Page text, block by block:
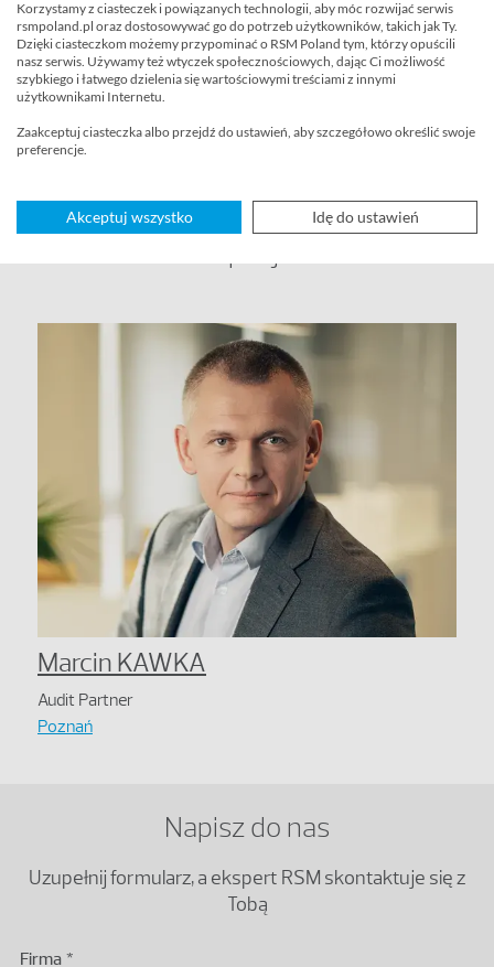
Klientów są zarówno niewielkie przedsiębiorstwa
rodzinne, jak i koncerny o międzynarodowym zasięgu.
W ramach realizowanych wycen mieliśmy okazję
dogłębnie poznać specyfikę spółek funkcjonujących
w obrębie różnych branż, w tym również podmiotów
mających międzynarodowy charakter.
Marcin KAWKA
Audit Partner
Poznań
Napisz do nas
Uzupełnij formularz, a ekspert RSM skontaktuje się z
Tobą
Firma
Korzystamy z ciasteczek i powiązanych technologii, aby móc rozwijać serwis
rsmpoland.pl oraz dostosowywać go do potrzeb użytkowników, takich jak Ty.
Dzięki ciasteczkom możemy przypominać o RSM Poland tym, którzy opuścili
nasz serwis. Używamy też wtyczek społecznościowych, dając Ci możliwość
szybkiego i łatwego dzielenia się wartościowymi treściami z innymi
użytkownikami Internetu.
Zaakceptuj ciasteczka albo przejdź do ustawień, aby szczegółowo określić swoje
preferencje.
Akceptuj wszystko Idę do ustawień